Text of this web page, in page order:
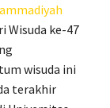
Wisuda ke-47
wisuda ini
terakhir